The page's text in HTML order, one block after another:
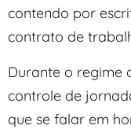
contendo por
contrato de
Durante o regime
controle de
que se falar em